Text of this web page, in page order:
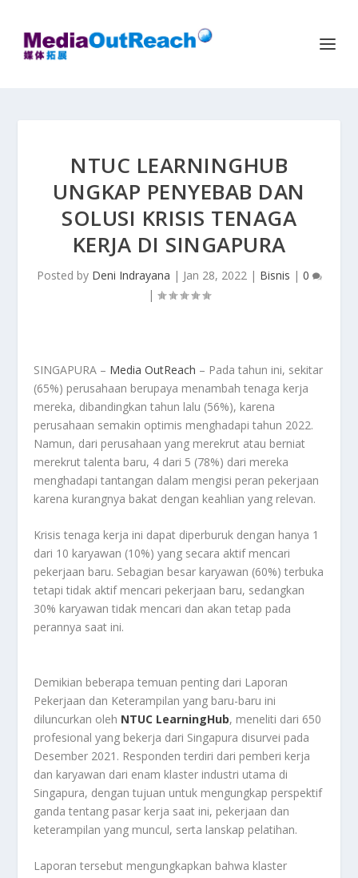
NTUC LEARNINGHUB
UNGKAP PENYEBAB DAN
SOLUSI KRISIS TENAGA
KERJA DI SINGAPURA
Posted by Deni Indrayana | Jan 28, 2022| Bisnis | 0
|
SINGAPURA – Media OutReach – Pada tahun ini, sekitar
(65%) perusahaan berupaya menambah tenaga kerja
mereka, dibandingkan tahun lalu (56%), karena
perusahaan semakin optimis menghadapi tahun 2022.
Namun, dari perusahaan yang merekrut atau berniat
merekrut talenta baru, 4 dari 5 (78%) dari mereka
menghadapi tantangan dalam mengisi peran pekerjaan
karena kurangnya bakat dengan keahlian yang relevan.
Krisis tenaga kerja ini dapat diperburuk dengan hanya 1
dari 10 karyawan (10%) yang secara aktif mencari
pekerjaan baru. Sebagian besar karyawan (60%) terbuka
tetapi tidak aktif mencari pekerjaan baru, sedangkan
30% karyawan tidak mencari dan akan tetap pada
perannya saat ini.
Demikian beberapa temuan penting dari Laporan
Pekerjaan dan Keterampilan yang baru-baru ini
diluncurkan oleh NTUC LearningHub, meneliti dari 650
profesional yang bekerja dari Singapura disurvei pada
Desember 2021. Responden terdiri dari pemberi kerja
dan karyawan dari enam klaster industri utama di
Singapura, dengan tujuan untuk mengungkap perspektif
ganda tentang pasar kerja saat ini, pekerjaan dan
keterampilan yang muncul, serta lanskap pelatihan.
Laporan tersebut mengungkapkan bahwa klaster